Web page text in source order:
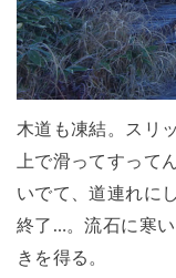
木道も凍結。スリ
上で滑ってすって
いでて、道連れに
終了…。流石に寒
きを得る。